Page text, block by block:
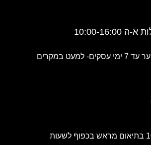
10:00-16:00
עסקים-
למעט במקרים
א-ה 10:00-16:00 בתיאום מראש בכפוף לשעות